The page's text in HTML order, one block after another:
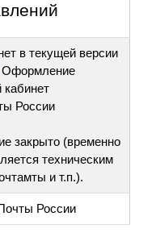
в текущей версии
Оформление
кабинет
России
закрыто (временно
техническим
и т.п.).
России